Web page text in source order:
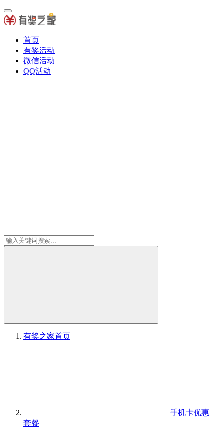
首页
有奖活动
微信活动
QQ活动
有奖之家首页
手机卡优惠
套餐